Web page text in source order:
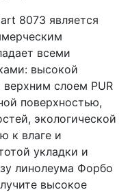
8073 является
всеми
высокой
слоем PUR
поверхностью,
экологической
к влаге и
укладки и
линолеума Форбо
высокое